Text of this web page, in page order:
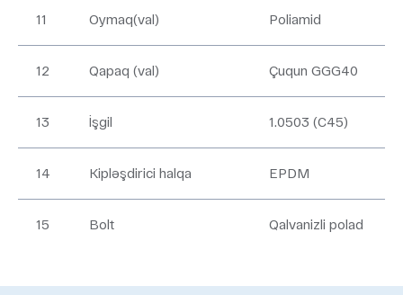
11 Oymaq(val) Poliamid
12 Qapaq (val) Çuqun GGG40
13 İşgil 1.0503 (C45)
14 Kipləşdirici halqa EPDM
15 Bolt Qalvanizli polad